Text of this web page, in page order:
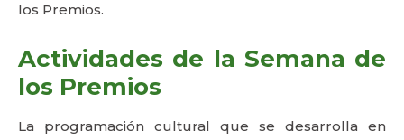
los Premios.
Actividades de la Semana de
los Premios
La programación cultural que se desarrolla en